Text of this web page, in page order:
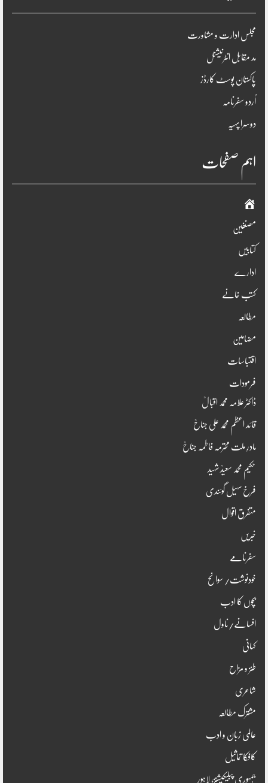
مجلس ادارت و مشاورت
مد مقابل انٹرنیشنل
پاکستان پوسٹ کارڈز
اُردو سفرنامہ
دوسرا پہیہ
اہم صفحات
صفحہ
اوّل
مصنفین
کتابیں
ادارے
کتب خانے
مطالعہ
مضامین
اقتباسات
فرمودات
ڈاکٹر علامہ محمد اقبالؒ
قائد اعظم محمد علی جناحؒ
مادرِ ملت محترمہ فاطمہ جناحؒ
حکیم محمد سعیدؒ شہید
فرخ سہیل گوئندی
متفرق اقوال
خبریں
سفرنامے
خودنوشت/ سوانح
بچوں کا ادب
افسانے/ناول
کہانی
طنز و مزاح
شاعری
مشترک مطالعہ
عالمی زبان و ادب
کافکا تماثیل
جُمہوری پبلیکیشنز، لاہور